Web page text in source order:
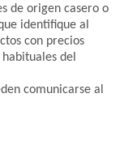
de origen casero o
identifique al
con precios
del
comunicarse al